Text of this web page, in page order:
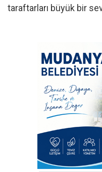
taraftarları büyük bir